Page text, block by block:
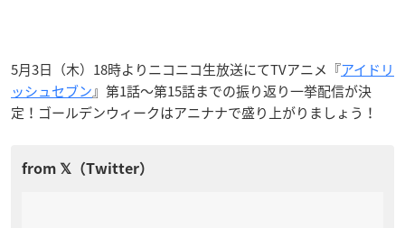
5月3日（木）18時よりニコニコ生放送にてTVアニメ『アイドリ
ッシュセブン』第1話〜第15話までの振り返り一挙配信が決
定！ゴールデンウィークはアニナナで盛り上がりましょう！